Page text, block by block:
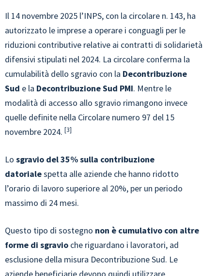
Il 14 novembre 2025 l’INPS, con la circolare n. 143, ha
autorizzato le imprese a operare i conguagli per le
riduzioni contributive relative ai contratti di solidarietà
difensivi stipulati nel 2024. La circolare conferma la
cumulabilità dello sgravio con la Decontribuzione
Sud e la Decontribuzione Sud PMI. Mentre le
modalità di accesso allo sgravio rimangono invece
quelle definite nella Circolare numero 97 del 15
novembre 2024. 3
Lo sgravio del 35% sulla contribuzione
datorialespetta alle aziende che hanno ridotto
l’orario di lavoro superiore al 20%, per un periodo
massimo di 24 mesi.
Questo tipo di sostegno non è cumulativo con altre
forme di sgravio che riguardano i lavoratori, ad
esclusione della misura Decontribuzione Sud. Le